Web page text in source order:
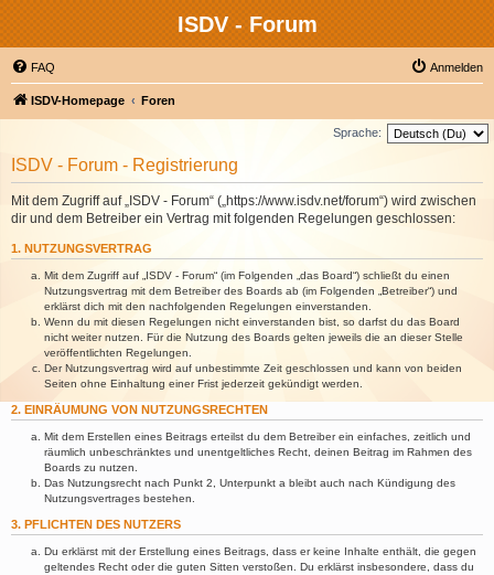
ISDV - Forum
FAQ Anmelden
ISDV-Homepage Foren
Sprache:
ISDV - Forum - Registrierung
Mit dem Zugriff auf „ISDV - Forum“ („https://www.isdv.net/forum“) wird zwischen
dir und dem Betreiber ein Vertrag mit folgenden Regelungen geschlossen:
1. NUTZUNGSVERTRAG
Mit dem Zugriff auf „ISDV - Forum“ (im Folgenden „das Board“) schließt du einen
Nutzungsvertrag mit dem Betreiber des Boards ab (im Folgenden „Betreiber“) und
erklärst dich mit den nachfolgenden Regelungen einverstanden.
Wenn du mit diesen Regelungen nicht einverstanden bist, so darfst du das Board
nicht weiter nutzen. Für die Nutzung des Boards gelten jeweils die an dieser Stelle
veröffentlichten Regelungen.
Der Nutzungsvertrag wird auf unbestimmte Zeit geschlossen und kann von beiden
Seiten ohne Einhaltung einer Frist jederzeit gekündigt werden.
2. EINRÄUMUNG VON NUTZUNGSRECHTEN
Mit dem Erstellen eines Beitrags erteilst du dem Betreiber ein einfaches, zeitlich und
räumlich unbeschränktes und unentgeltliches Recht, deinen Beitrag im Rahmen des
Boards zu nutzen.
Das Nutzungsrecht nach Punkt 2, Unterpunkt a bleibt auch nach Kündigung des
Nutzungsvertrages bestehen.
3. PFLICHTEN DES NUTZERS
Du erklärst mit der Erstellung eines Beitrags, dass er keine Inhalte enthält, die gegen
geltendes Recht oder die guten Sitten verstoßen. Du erklärst insbesondere, dass du